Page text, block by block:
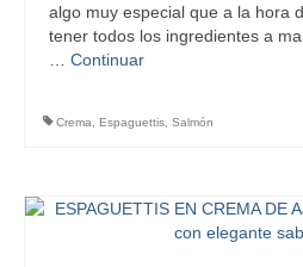
algo muy especial que a la hora
tener todos los ingredientes a
Continuar
Crema Espaguettis Salmón